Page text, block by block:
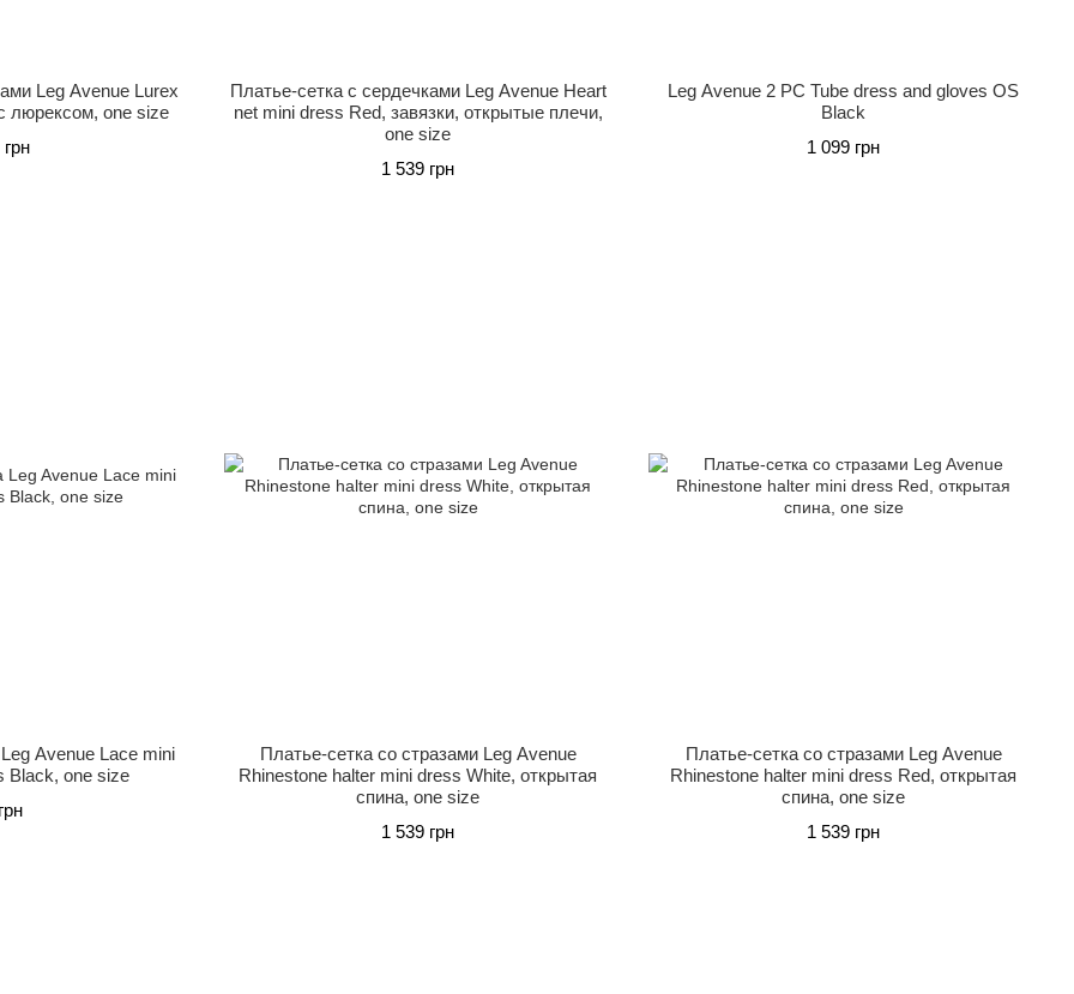
Leg Avenue Lurex
люрексом, one size
Платье-сетка с сердечками Leg Avenue Heart
net mini dress Red, завязки, открытые плечи,
one size
1 539 грн
Leg Avenue 2 PC Tube dress and gloves OS
Black
1 099 грн
Avenue Lace mini
Black, one size
Платье-сетка со стразами Leg Avenue
Rhinestone halter mini dress White, открытая
спина, one size
1 539 грн
Платье-сетка со стразами Leg Avenue
Rhinestone halter mini dress Red, открытая
спина, one size
1 539 грн